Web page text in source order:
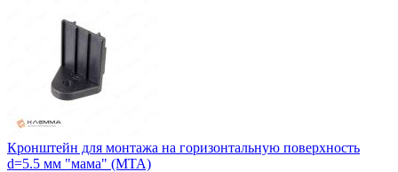
Кронштейн для монтажа на горизонтальную поверхность
d=5.5 мм "мама" (MTA)